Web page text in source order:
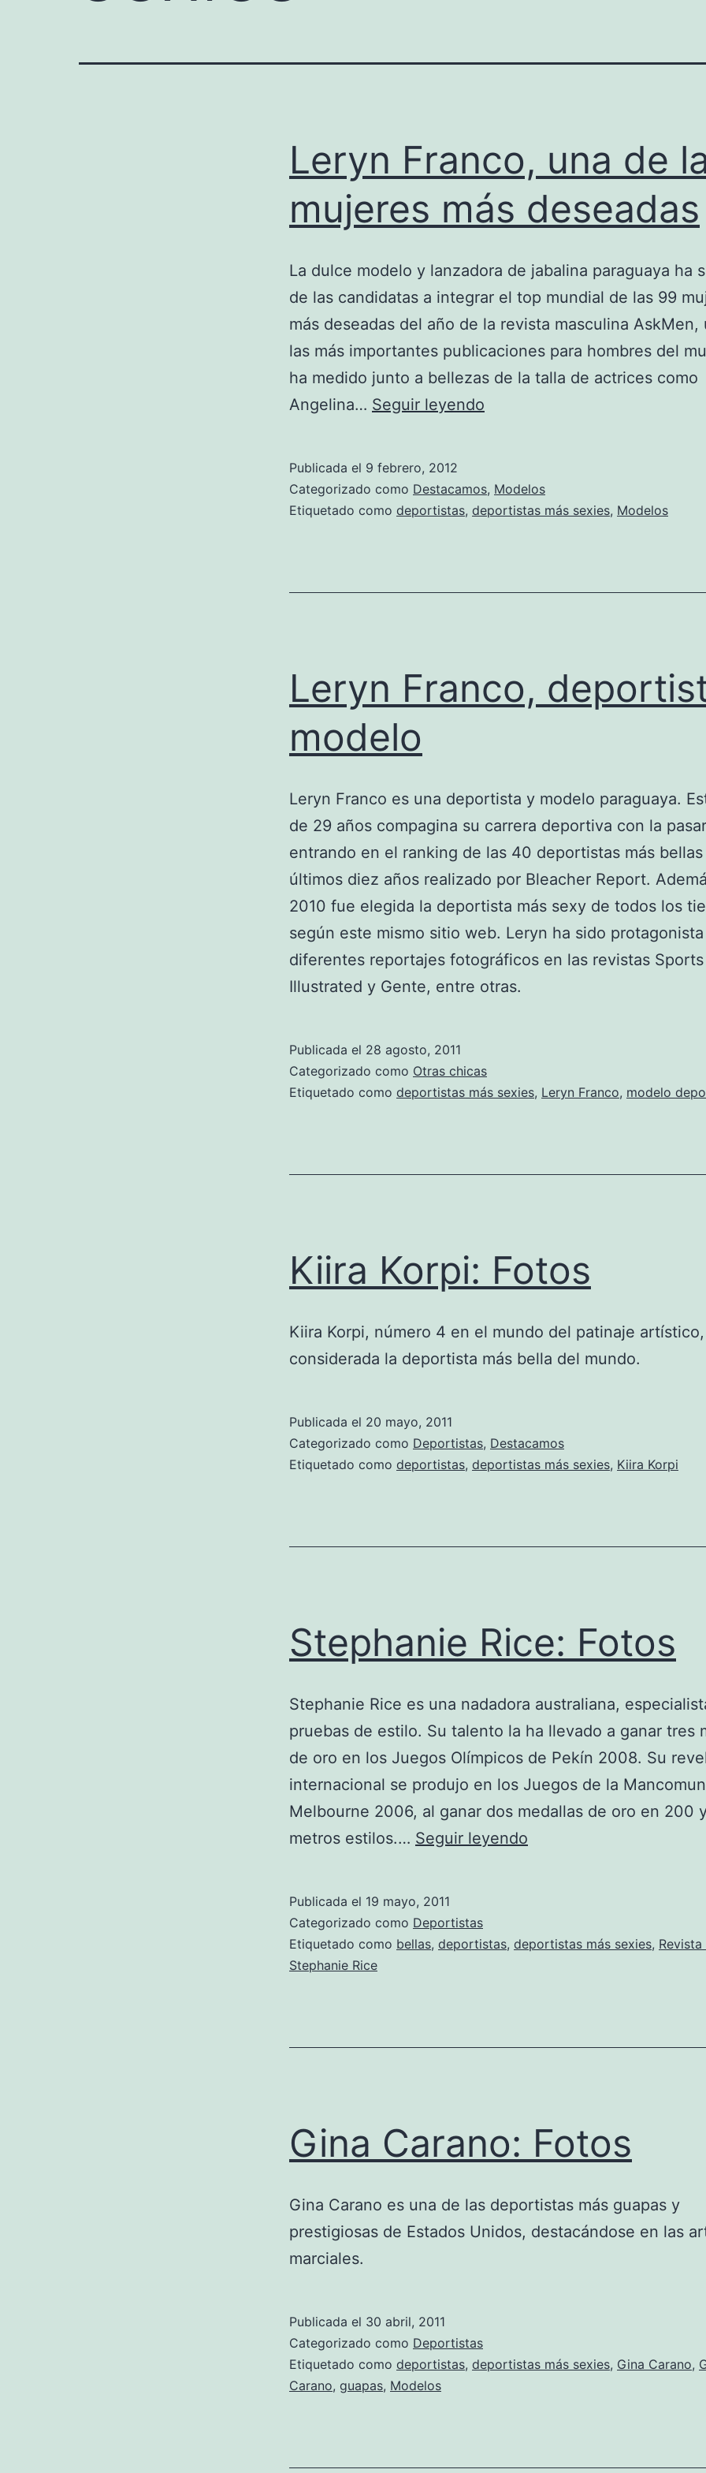
Leryn Franco, una de
mujeres más deseadas
La dulce modelo y lanzadora de jabalina paraguaya ha
de las candidatas a integrar el top mundial de las 99
más deseadas del año de la revista masculina AskMen,
las más importantes publicaciones para hombres del
ha medido junto a bellezas de la talla de actrices como
Angelina… Seguir leyendo
de
las
deseadas
Publicada el 9 febrero, 2012
Categorizado como Destacamos, Modelos
Etiquetado como deportistas, deportistas más sexies, Modelos
Leryn Franco,
modelo
Leryn Franco es una deportista y modelo paraguaya.
de 29 años compagina su carrera deportiva con la
entrando en el ranking de las 40 deportistas más
últimos diez años realizado por Bleacher Report.
2010 fue elegida la deportista más sexy de todos los
según este mismo sitio web. Leryn ha sido
diferentes reportajes fotográficos en las revistas Sports
Illustrated y Gente, entre otras.
Publicada el 28 agosto, 2011
Categorizado como Otras chicas
Etiquetado como deportistas más sexies, Leryn Franco, modelo
Kiira Korpi: Fotos
Kiira Korpi, número 4 en el mundo del patinaje
considerada la deportista más bella del mundo.
Publicada el 20 mayo, 2011
Categorizado como Deportistas, Destacamos
Etiquetado como deportistas, deportistas más sexies, Kiira Korpi
Stephanie Rice: Fotos
Stephanie Rice es una nadadora australiana,
pruebas de estilo. Su talento la ha llevado a ganar tres
de oro en los Juegos Olímpicos de Pekín 2008. Su
internacional se produjo en los Juegos de la
Melbourne 2006, al ganar dos medallas de oro en 200
metros estilos.… Seguir leyendo
Publicada el 19 mayo, 2011
Categorizado como Deportistas
Etiquetado como bellas, deportistas, deportistas más sexies,
Stephanie Rice
Gina Carano: Fotos
Gina Carano es una de las deportistas más guapas y
prestigiosas de Estados Unidos, destacándose en las
marciales.
Publicada el 30 abril, 2011
Categorizado como Deportistas
Etiquetado como deportistas, deportistas más sexies, Gina Carano,
Carano, guapas, Modelos